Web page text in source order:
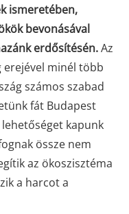
ismeretében,
bevonásával
erdősítésén.Az
erejével minél több
számos szabad
fát Budapest
kapunk
össze nem
az ökoszisztéma
a harcot a